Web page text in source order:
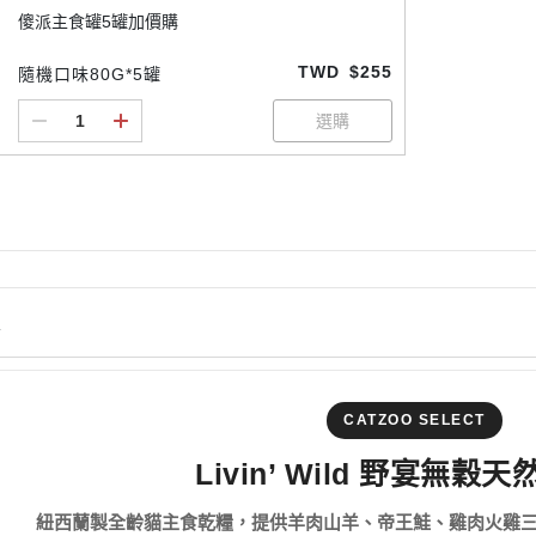
傻派主食罐5罐加價購
隨機口味80G*5罐 TWD $255
CATZOO SELECT
Livin’ Wild 野宴無穀天
紐西蘭製全齡貓主食乾糧，提供羊肉山羊、帝王鮭、雞肉火雞